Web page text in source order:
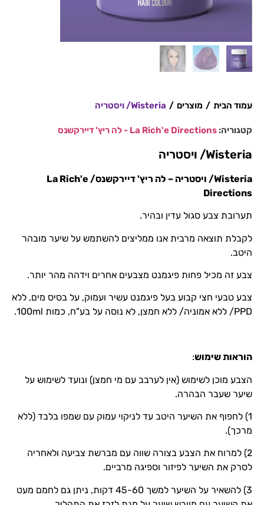
עמוד הבית / מוצרים / Wisteria/ ויסטריה
קטגוריה: La Rich'e Directions - לה ריץ' דיירקשנס
Wisteria/ ויסטריה
Wisteria/ ויסטריה
– לה ריץ' דיירקשנס/ La Rich'e
Directions
תערובת צבע סגול עדין ובהיר.
לקבלת תוצאה מרבית אנו ממליצים להשתמש על שיער מובהר
היטב.
צבע זה מכיל פחות פיגמנט מצבעים אחרים וידהה מהר יותר.
צבע טבעי חצי קבוע בעל פיגמנט עשיר ועמוק, על בסיס מים, ללא
PPD/ ללא אמוניה/ ללא חמצן, לא נוסה על בע"ח, כמות 100ml.
הוראות שימוש:
הצבע מוכן לשימוש (אין לערבב עם מי חמצן) ונועד לשימוש על
שיער שעבר הבהרה.
1) לחפוף את השיער היטב עד לניקוי עמוק עם שמפו בלבד (ללא
מרכך).
2) למרוח את הצבע בצורה שווה עם מברשת צביעה ולאחריה
לסרק את השיער לפיזור וספיגה מרביים.
3) להשאיר על השיער למשך 45-60 דקות, ניתן גם לחמם מעט